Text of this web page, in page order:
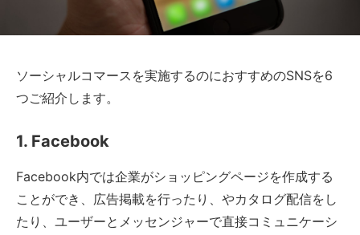
ソーシャルコマースを実施するのにおすすめのSNSを6
つご紹介します。
1. Facebook
Facebook内では企業がショッピングページを作成する
ことができ、広告掲載を行ったり、やカタログ配信をし
たり、ユーザーとメッセンジャーで直接コミュニケーシ